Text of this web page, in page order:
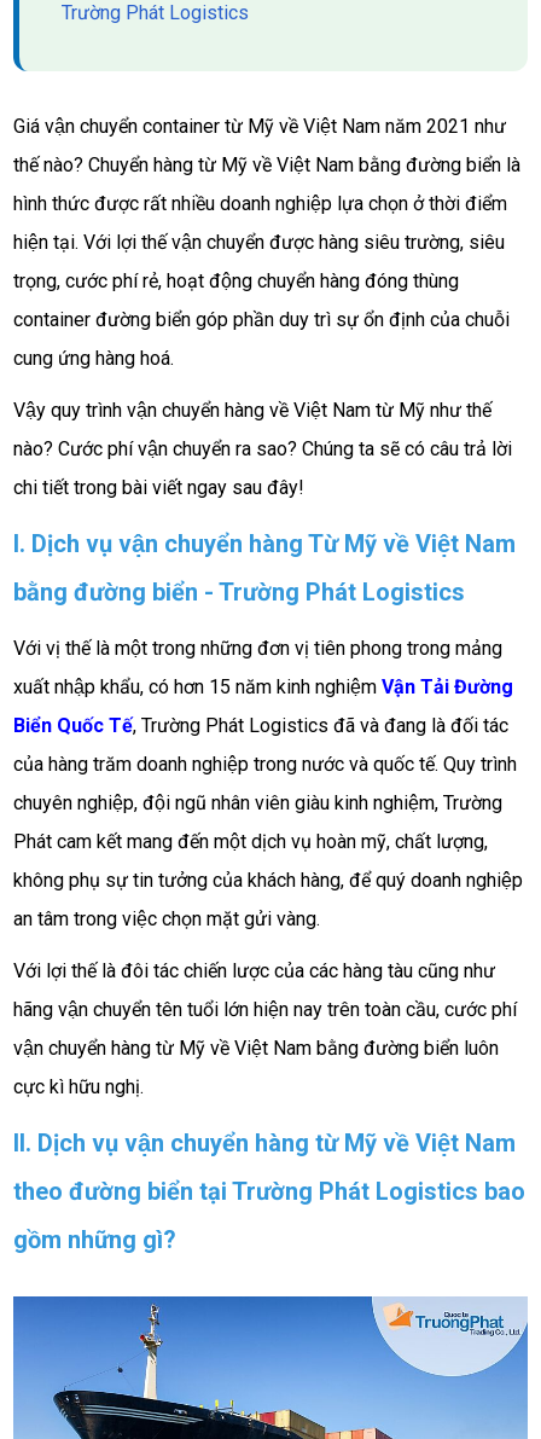
Trường Phát Logistics
Giá vận chuyển container từ Mỹ về Việt Nam năm 2021 như
thế nào?Chuyển hàng từ Mỹ về Việt Nam bằng đường biển là
hình thức được rất nhiều doanh nghiệp lựa chọn ở thời điểm
hiện tại. Với lợi thế vận chuyển được hàng siêu trường, siêu
trọng, cước phí rẻ, hoạt động chuyển hàng đóng thùng
container đường biển góp phần duy trì sự ổn định của chuỗi
cung ứng hàng hoá.
Vậy quy trình vận chuyển hàng về Việt Nam từ Mỹ như thế
nào? Cước phí vận chuyển ra sao? Chúng ta sẽ có câu trả lời
chi tiết trong bài viết ngay sau đây!
I. Dịch vụ vận chuyển hàng Từ Mỹ về Việt Nam
bằng đường biển - Trường Phát Logistics
Với vị thế là một trong những đơn vị tiên phong trong mảng
xuất nhập khẩu, có hơn 15 năm kinh nghiệmVận Tải Đường
Biển Quốc Tế, Trường Phát Logistics đã và đang là đối tác
của hàng trăm doanh nghiệp trong nước và quốc tế. Quy trình
chuyên nghiệp, đội ngũ nhân viên giàu kinh nghiệm, Trường
Phát cam kết mang đến một dịch vụ hoàn mỹ, chất lượng,
không phụ sự tin tưởng của khách hàng, để quý doanh nghiệp
an tâm trong việc chọn mặt gửi vàng.
Với lợi thế là đôi tác chiến lược của các hàng tàu cũng như
hãng vận chuyển tên tuổi lớn hiện nay trên toàn cầu, cước phí
vận chuyển hàng từ Mỹ về Việt Nam bằng đường biển luôn
cực kì hữu nghị.
II. Dịch vụ vận chuyển hàng từ Mỹ về Việt Nam
theo đường biển tại Trường Phát Logistics bao
gồm những gì?